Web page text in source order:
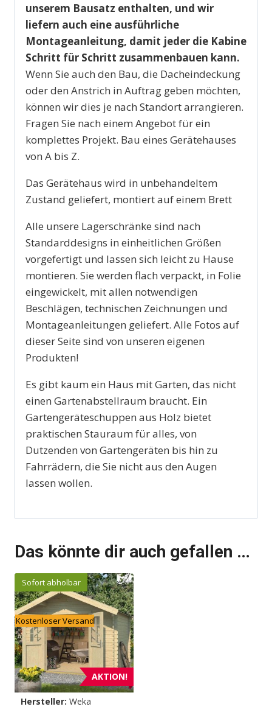
unserem Bausatz enthalten, und wir
liefern auch eine ausführliche
Montageanleitung, damit jeder die Kabine
Schritt für Schritt zusammenbauen kann.
Wenn Sie auch den Bau, die Dacheindeckung
oder den Anstrich in Auftrag geben möchten,
können wir dies je nach Standort arrangieren.
Fragen Sie nach einem Angebot für ein
komplettes Projekt. Bau eines Gerätehauses
von A bis Z.
Das Gerätehaus wird in unbehandeltem
Zustand geliefert, montiert auf einem Brett
Alle unsere Lagerschränke sind nach
Standarddesigns in einheitlichen Größen
vorgefertigt und lassen sich leicht zu Hause
montieren. Sie werden flach verpackt, in Folie
eingewickelt, mit allen notwendigen
Beschlägen, technischen Zeichnungen und
Montageanleitungen geliefert. Alle Fotos auf
dieser Seite sind von unseren eigenen
Produkten!
Es gibt kaum ein Haus mit Garten, das nicht
einen Gartenabstellraum braucht. Ein
Gartengeräteschuppen aus Holz bietet
praktischen Stauraum für alles, von
Dutzenden von Gartengeräten bis hin zu
Fahrrädern, die Sie nicht aus den Augen
lassen wollen.
Das könnte dir auch gefallen …
AKTION!
Sofort abholbar
Kostenloser Versand
Hersteller: Weka